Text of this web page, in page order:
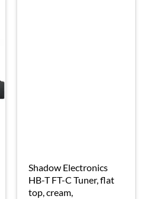
Shadow Electronics
HB-T FT-C Tuner, flat
top, cream,